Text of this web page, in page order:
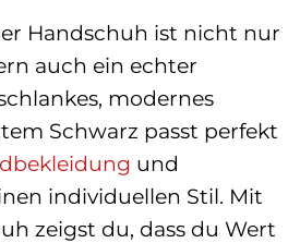
Handschuh ist nicht nur
auch ein echter
modernes
Schwarz passt perfekt
und
individuellen Stil. Mit
zeigst du, dass du Wert